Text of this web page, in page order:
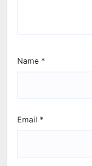
Name *
Email *